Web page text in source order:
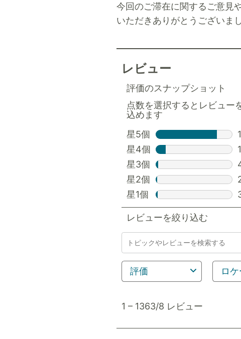
今回のご滞在に関するご意見
いただきありがとうございまし